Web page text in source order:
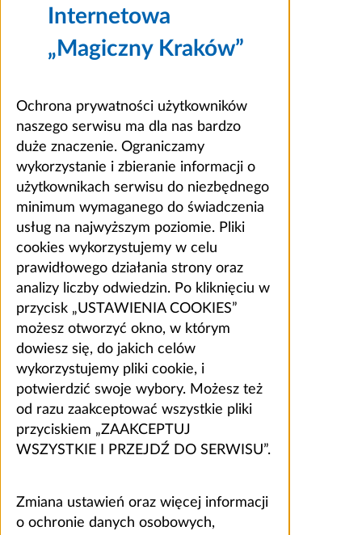
Internetowa
„Magiczny Kraków”
Ochrona prywatności użytkowników
naszego serwisu ma dla nas bardzo
duże znaczenie. Ograniczamy
wykorzystanie i zbieranie informacji o
użytkownikach serwisu do niezbędnego
minimum wymaganego do świadczenia
usług na najwyższym poziomie. Pliki
cookies wykorzystujemy w celu
prawidłowego działania strony oraz
analizy liczby odwiedzin. Po kliknięciu w
przycisk „USTAWIENIA COOKIES”
możesz otworzyć okno, w którym
dowiesz się, do jakich celów
wykorzystujemy pliki cookie, i
potwierdzić swoje wybory. Możesz też
od razu zaakceptować wszystkie pliki
przyciskiem „ZAAKCEPTUJ
WSZYSTKIE I PRZEJDŹ DO SERWISU”.
Zmiana ustawień oraz więcej informacji
o ochronie danych osobowych,